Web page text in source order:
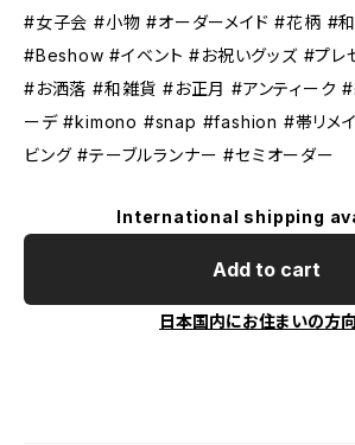
#女子会 #小物 #オーダーメイド #花柄 #
#Beshow #イベント #お祝いグッズ #プレ
#お洒落 #和雑貨 #お正月 #アンティーク
ーデ #kimono #snap #fashion #帯リメイ
ビング #テーブルランナー #セミオーダー
International shipping
Add to cart
日本国内にお住まいの方